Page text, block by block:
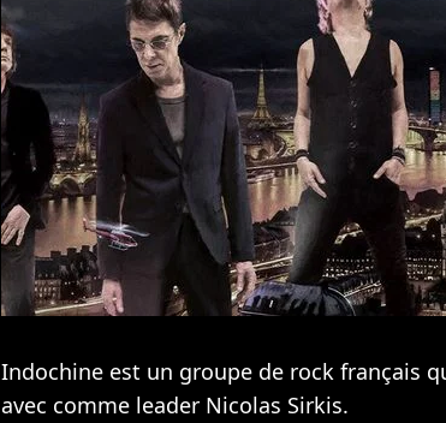
Indochine est un groupe de rock français
avec comme leader Nicolas Sirkis.